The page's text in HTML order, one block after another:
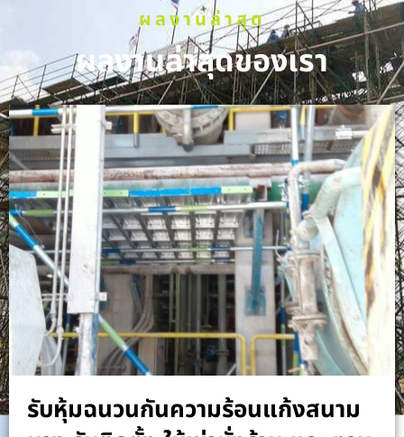
ผลงานล่าสุด
ผลงานล่าสุดของเรา
รับหุ้มฉนวนกันความร้อนแก้งสนาม